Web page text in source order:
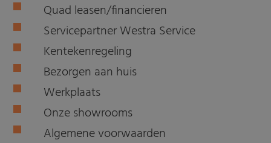
Quad leasen/financieren
Servicepartner Westra Service
Kentekenregeling
Bezorgen aan huis
Werkplaats
Onze showrooms
Algemene voorwaarden